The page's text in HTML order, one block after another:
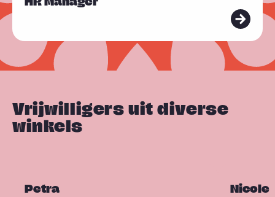
r
e
m
e
r
Vrijwilligers uit diverse
winkels
Sla carousel over
Petra Nicole